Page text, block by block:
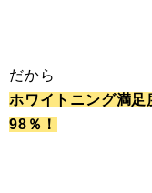
だから
ホワイトニング満足
98％！